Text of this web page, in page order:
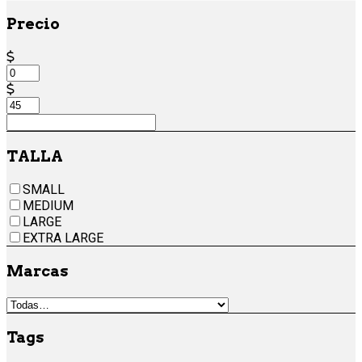
Precio
TALLA
SMALL
MEDIUM
LARGE
EXTRA LARGE
Marcas
Tags